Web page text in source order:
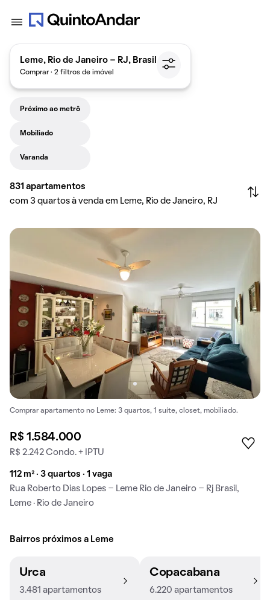
Leme, Rio de Janeiro - RJ, Brasil
Comprar · 2 filtros de imóvel
Próximo ao metrô
Mobiliado
Varanda
831 apartamentos
com 3 quartos à venda em Leme, Rio de Janeiro, RJ
Comprar apartamento no Leme: 3 quartos, 1 suíte, closet, mobiliado.
R$ 1.584.000
R$ 2.242 Condo. + IPTU
112 m² · 3 quartos · 1 vaga
Rua Roberto Dias Lopes - Leme Rio de Janeiro - Rj Brasil,
Leme · Rio de Janeiro
Bairros próximos a Leme
Urca
3.481 apartamentos
Copacabana
6.220 apartamentos